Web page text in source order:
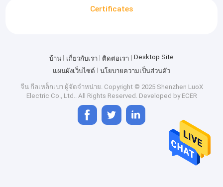
Certificates
บ้าน เกี่ยวกับเรา ติดต่อเรา
Desktop Site
แผนผังเว็บไซต์
นโยบายความเป็นส่วนตัว
จีน กีลเหล็กเบา ผู้จัดจำหน่าย. Copyright © 2025 Shenzhen LuoX
Electric Co., Ltd.. All Rights Reserved. Developed by ECER